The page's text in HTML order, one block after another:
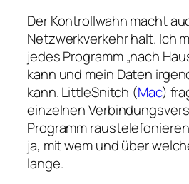
Der Kontrollwahn macht
Netzwerkverkehr halt. Ich
jedes Programm „nach
kann und mein Daten
kann. LittleSnitch (Mac)
einzelnen
Programm
ja, mit wem und über
lange.